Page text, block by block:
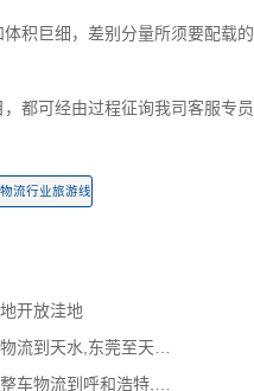
积巨细，差别分量所须要配载
都可经由过程征询我司客服专
流行业旅游线
开放洼地
51吃瓜网:东莞到天水物流公司,东莞整车物流到天水,东莞至天水物流专线 - 天南
51吃瓜网:东莞到呼和浩特物流公司,东莞整车物流到呼和浩特,东莞至呼和浩特物流